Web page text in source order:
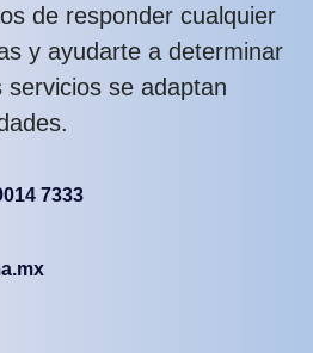
de responder cualquier
y ayudarte a determinar
se adaptan
7333